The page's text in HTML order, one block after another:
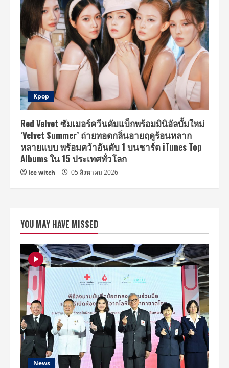
Kpop
Red Velvet ซัมเมอร์ควีนคัมแบ็กพร้อมมินิอัลบั้มใหม่
‘Velvet Summer’ ถ่ายทอดกลิ่นอายฤดูร้อนหลาก
หลายแบบ พร้อมคว้าอันดับ 1 บนชาร์ต iTunes Top
Albums ใน 15 ประเทศทั่วโลก
Ice witch 05 สิงหาคม 2026
YOU MAY HAVE MISSED
News